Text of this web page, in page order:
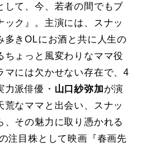
して、今、若者の間でもブ
ック』。主演には、スナッ
多きOLにお酒と共に人生の
ちょっと風変わりなママ役
マには欠かせない存在で、4
力派俳優・ 山口紗弥加が演
荒なママと出会い、スナッ
、その魅力に取り憑かれる
注目株として映画『春画先